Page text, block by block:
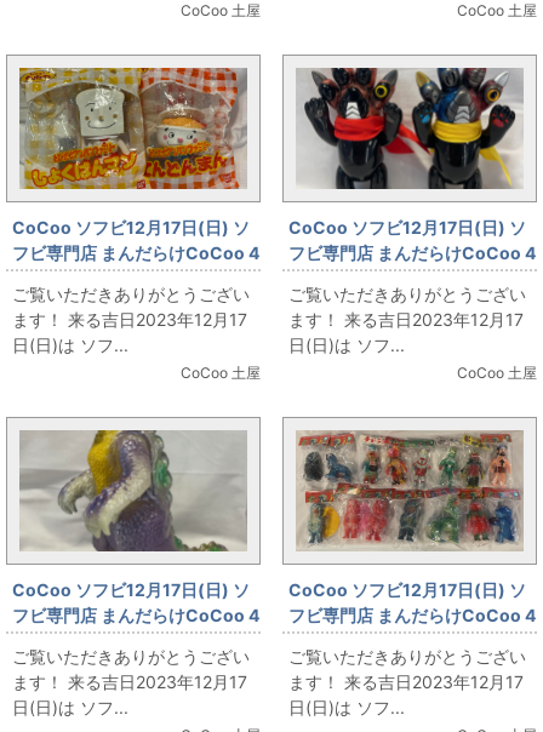
CoCoo 土屋 CoCoo 土屋
CoCoo ソフビ12月17日(日) ソ
フビ専門店 まんだらけCoCoo 4
周年記念 「ビンテージソフビ し
ょくぱんマン＆てんどんまん」
ご覧いただきありがとうござい
ます！ 来る吉日2023年12月17
日(日)は ソフ...
CoCoo 土屋
CoCoo ソフビ12月17日(日) ソ
フビ専門店 まんだらけCoCoo 4
周年記念 「ＲＥＡＬＨＥＡＤ 妖
獣 ビースト」
ご覧いただきありがとうござい
ます！ 来る吉日2023年12月17
日(日)は ソフ...
CoCoo 土屋
CoCoo ソフビ12月17日(日) ソ
フビ専門店 まんだらけCoCoo 4
周年記念 「Ｍ1号 ゴルゴ 色彩サ
ンプル版」
ご覧いただきありがとうござい
ます！ 来る吉日2023年12月17
日(日)は ソフ...
CoCoo ソフビ12月17日(日) ソ
フビ専門店 まんだらけCoCoo 4
周年記念 「ぶたのはな各種大集
合！！」
ご覧いただきありがとうござい
ます！ 来る吉日2023年12月17
日(日)は ソフ...